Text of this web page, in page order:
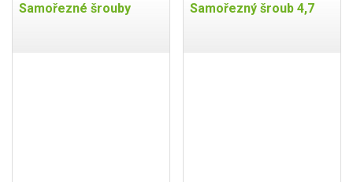
Samořezné šrouby Samořezný šroub 4,7